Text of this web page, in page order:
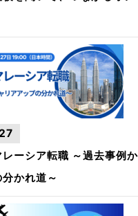
ーシア転職 ～過去事例
かれ道～